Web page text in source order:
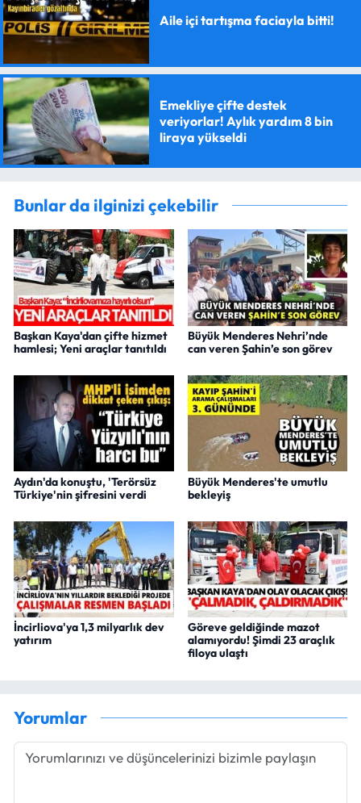
Aile içi tartışma faciayla bitti!
Emekliye çifte destek
veriyorlar! Aylık yardım 8 bin
liraya yükseldi
Bunlar da ilginizi çekebilir
Başkan Kaya'dan çifte hizmet
hamlesi; Yeni araçlar tanıtıldı
Büyük Menderes Nehri’nde
can veren Şahin’e son görev
Aydın'da konuştu, 'Terörsüz
Türkiye'nin şifresini verdi
Büyük Menderes'te umutlu
bekleyiş
İncirliova'ya 1,3 milyarlık dev
yatırım
Göreve geldiğinde mazot
alamıyordu! Şimdi 23 araçlık
filoya ulaştı
Yorumlar